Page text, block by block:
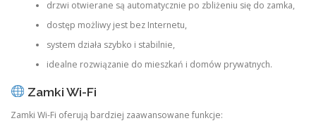
drzwi otwierane są automatycznie po zbliżeniu się do zamka,
dostęp możliwy jest bez Internetu,
system działa szybko i stabilnie,
idealne rozwiązanie do mieszkań i domów prywatnych.
Zamki Wi-Fi
Zamki Wi-Fi oferują bardziej zaawansowane funkcje: